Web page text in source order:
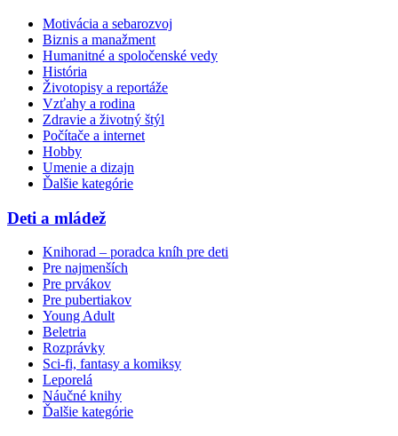
Motivácia a sebarozvoj
Biznis a manažment
Humanitné a spoločenské vedy
História
Životopisy a reportáže
Vzťahy a rodina
Zdravie a životný štýl
Počítače a internet
Hobby
Umenie a dizajn
Ďalšie kategórie
Deti a mládež
Knihorad – poradca kníh pre deti
Pre najmenších
Pre prvákov
Pre pubertiakov
Young Adult
Beletria
Rozprávky
Sci-fi, fantasy a komiksy
Leporelá
Náučné knihy
Ďalšie kategórie